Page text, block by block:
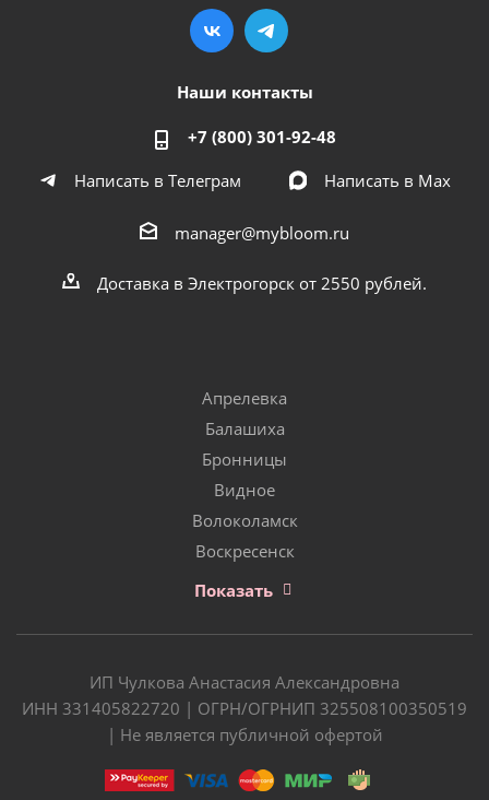
Наши контакты
+7 (800) 301-92-48
Написать в Телеграм
Написать в Мах
manager@mybloom.ru
Доставка в Электрогорск от 2550 рублей.
Апрелевка
Балашиха
Бронницы
Видное
Волоколамск
Воскресенск
Показать
ИП Чулкова Анастасия Александровна
ИНН 331405822720 | ОГРН/ОГРНИП 325508100350519
| Не является публичной офертой